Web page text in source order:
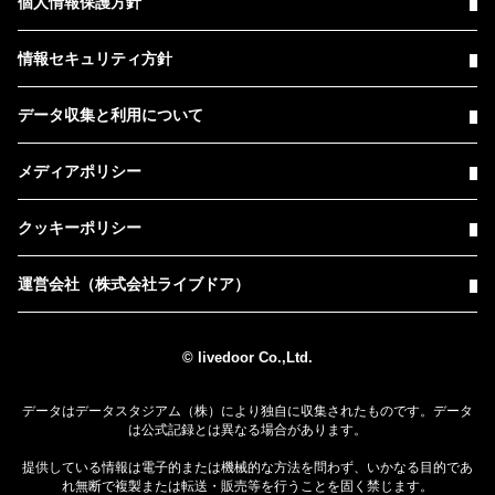
情報セキュリティ方針
データ収集と利用について
メディアポリシー
クッキーポリシー
運営会社（株式会社ライブドア）
© livedoor Co.,Ltd.
データはデータスタジアム（株）により独自に収集されたものです。データ
は公式記録とは異なる場合があります。
提供している情報は電子的または機械的な方法を問わず、いかなる目的であ
れ無断で複製または転送・販売等を行うことを固く禁じます。